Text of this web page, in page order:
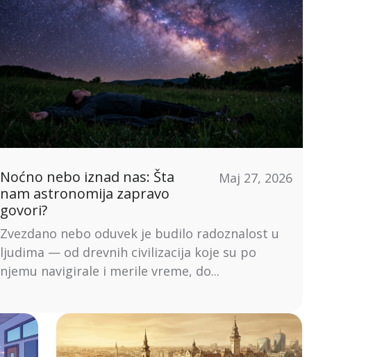
Noćno nebo iznad nas: Šta
nam astronomija zapravo
govori?
Maj 27, 2026
Zvezdano nebo oduvek je budilo radoznalost u
ljudima — od drevnih civilizacija koje su po
njemu navigirale i merile vreme, do...